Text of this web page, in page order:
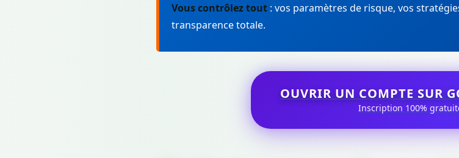
Vous contrôlez tout : vos paramètres de risque, vos
transparence totale.
OUVRIR UN COMPTE SUR
Inscription 100%